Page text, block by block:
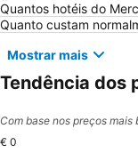
Perguntas
Quantos hotéis do
Quanto custam
Mostrar mais
Tendência dos
Com base nos preços
€ 0